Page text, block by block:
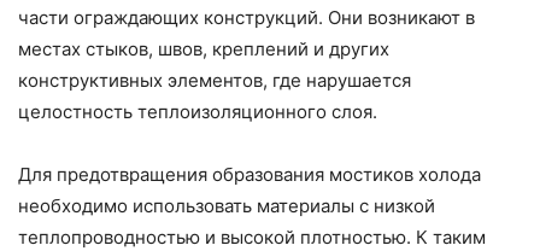
части ограждающих конструкций. Они возникают в
местах стыков, швов, креплений и других
конструктивных элементов, где нарушается
целостность теплоизоляционного слоя.
Для предотвращения образования мостиков холода
необходимо использовать материалы с низкой
теплопроводностью и высокой плотностью. К таким